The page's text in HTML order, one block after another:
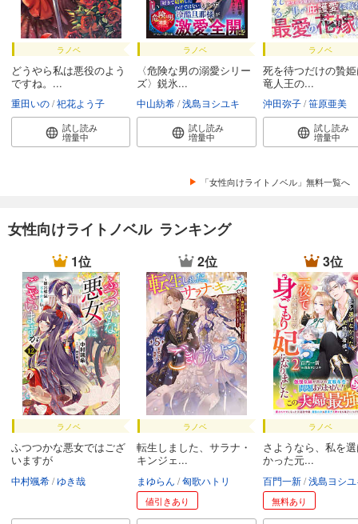
ラノベ
どうやら私は悪役のよう
ですね。...
重田いの 祀花よう子
試し読み
増量中
ラノベ
〈危険な男の溺愛シリー
ズ〉鋭氷...
中山紡希 浅島ヨシユキ
試し読み
増量中
ラノベ
死を待つだけの贄
竜人王の...
沖田弥子 笹原亜美
試し読み
増量中
「女性向けライトノベル」無料一覧へ
女性向けライトノベル ランキング
1位
ラノベ
ふつつかな悪女ではござ
いますが
中村颯希 ゆき哉
2位
ラノベ
転生しました、サラナ・
キンジェ...
まゆらん 匈歌ハトリ
値引きあり
3位
ラノベ
さようなら、私を
かった元...
百門一新 浅島ヨシ
無料あり